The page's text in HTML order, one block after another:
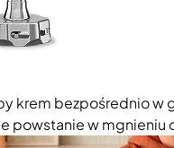
krem bezpośrednio w
powstanie w mgnieniu